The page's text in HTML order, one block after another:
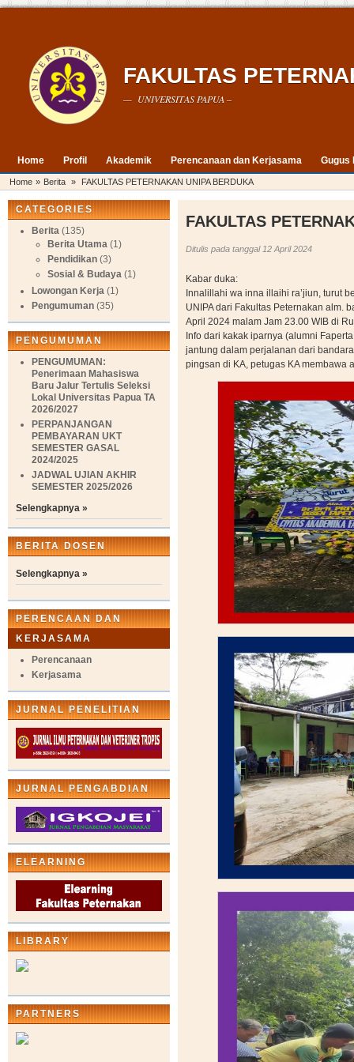
FAKULTAS
— UNIVERSITAS PAPUA –
Home Profil Akademik Perencanaan dan Kerjasama Gugus
Home » Berita » FAKULTAS PETERNAKAN UNIPA BERDUKA
CATEGORIES
Berita (135)
Berita Utama (1)
Pendidikan (3)
Sosial & Budaya (1)
Lowongan Kerja (1)
Pengumuman (35)
PENGUMUMAN
PENGUMUMAN:
Penerimaan Mahasiswa
Baru Jalur Tertulis Seleksi
Lokal Universitas Papua TA
2026/2027
PERPANJANGAN
PEMBAYARAN UKT
SEMESTER GASAL
2024/2025
JADWAL UJIAN AKHIR
SEMESTER 2025/2026
Selengkapnya »
BERITA DOSEN
Selengkapnya »
PERENCAAN DAN
KERJASAMA
Perencanaan
Kerjasama
JURNAL PENELITIAN
JURNAL PENGABDIAN
ELEARNING
LIBRARY
PARTNERS
FAKULTAS
Ditulis pada tanggal 12 April 2024
Kabar duka:
Innalillahi wa inna illaihi ra’jiun, turut
UNIPA dari Fakultas Peternakan alm.
April 2024 malam Jam 23.00 WIB di
Info dari kakak iparnya (alumni
jantung dalam perjalanan dari
pingsan di KA, petugas KA membawa